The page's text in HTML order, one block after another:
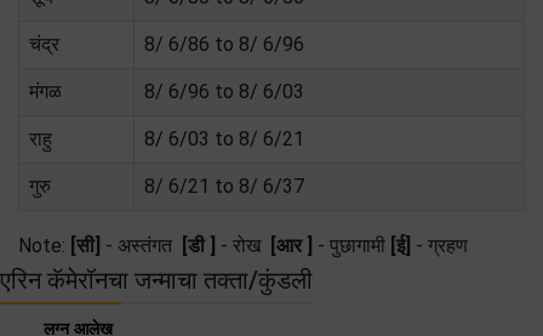
चंद्र 8/ 6/86 to 8/ 6/96
मंगळ 8/ 6/96 to 8/ 6/03
राहु 8/ 6/03 to 8/ 6/21
गुरु 8/ 6/21 to 8/ 6/37
Note: [सी] - अस्तंगत [डी ] - रोख [आर ] - पुछागामी [ई] - ग्रहण
एरिन कॅमेरॉनचा जन्माचा तक्ता/कुंडली